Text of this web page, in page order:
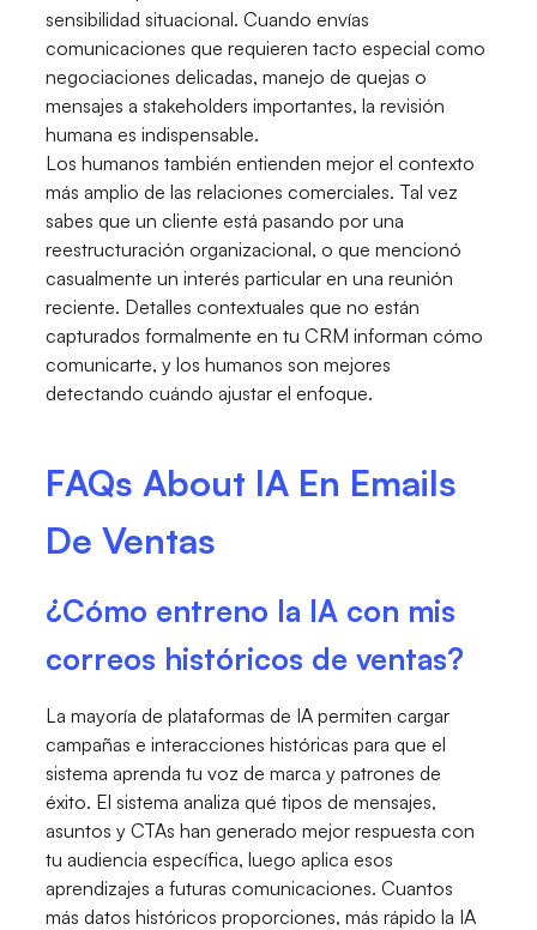
sensibilidad situacional. Cuando envías
comunicaciones que requieren tacto especial como
negociaciones delicadas, manejo de quejas o
mensajes a stakeholders importantes, la revisión
humana es indispensable.
Los humanos también entienden mejor el contexto
más amplio de las relaciones comerciales. Tal vez
sabes que un cliente está pasando por una
reestructuración organizacional, o que mencionó
casualmente un interés particular en una reunión
reciente. Detalles contextuales que no están
capturados formalmente en tu CRM informan cómo
comunicarte, y los humanos son mejores
detectando cuándo ajustar el enfoque.
FAQs About IA En Emails
De Ventas
¿Cómo entreno la IA con mis
correos históricos de ventas?
La mayoría de plataformas de IA permiten cargar
campañas e interacciones históricas para que el
sistema aprenda tu voz de marca y patrones de
éxito. El sistema analiza qué tipos de mensajes,
asuntos y CTAs han generado mejor respuesta con
tu audiencia específica, luego aplica esos
aprendizajes a futuras comunicaciones. Cuantos
más datos históricos proporciones, más rápido la IA